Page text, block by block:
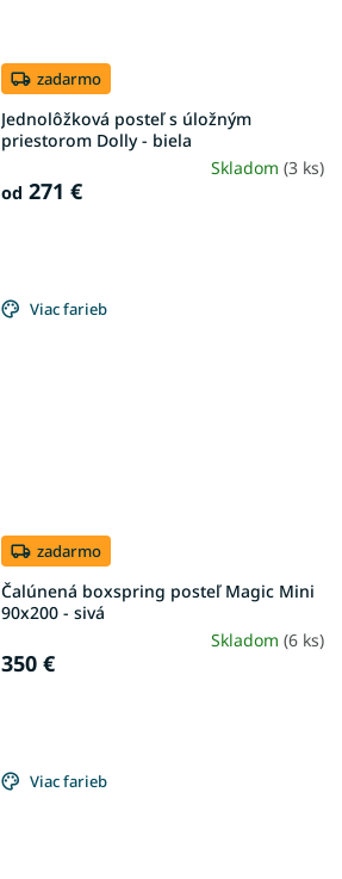
zadarmo
Jednolôžková posteľ s úložným
priestorom Dolly - biela
Skladom (3 ks)
od 271 €
Viac farieb
zadarmo
Čalúnená boxspring posteľ Magic Mini
90x200 - sivá
Skladom (6 ks)
350 €
Viac farieb